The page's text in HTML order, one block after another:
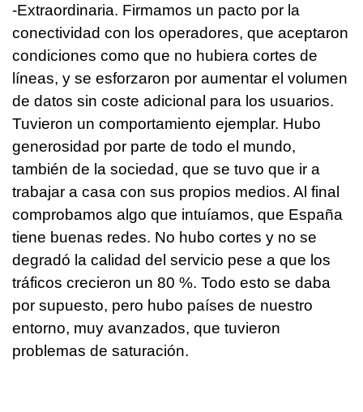
-Extraordinaria. Firmamos un pacto por la
conectividad con los operadores, que aceptaron
condiciones como que no hubiera cortes de
líneas, y se esforzaron por aumentar el volumen
de datos sin coste adicional para los usuarios.
Tuvieron un comportamiento ejemplar. Hubo
generosidad por parte de todo el mundo,
también de la sociedad, que se tuvo que ir a
trabajar a casa con sus propios medios. Al final
comprobamos algo que intuíamos, que España
tiene buenas redes. No hubo cortes y no se
degradó la calidad del servicio pese a que los
tráficos crecieron un 80 %. Todo esto se daba
por supuesto, pero hubo países de nuestro
entorno, muy avanzados, que tuvieron
problemas de saturación.